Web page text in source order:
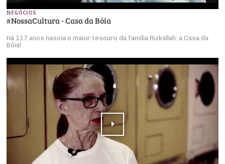
NEGÓCIOS
#NossaCultura - Casa da Bóia
Há 117 anos nascia o maior tesouro da família Rizkallah: a Casa da
Bóia!